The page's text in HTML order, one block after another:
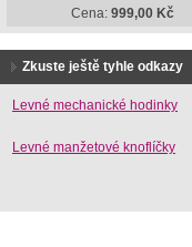
Cena: 999,00 Kč
Zkuste ještě tyhle odkazy
Levné mechanické hodinky
Levné manžetové knoflíčky